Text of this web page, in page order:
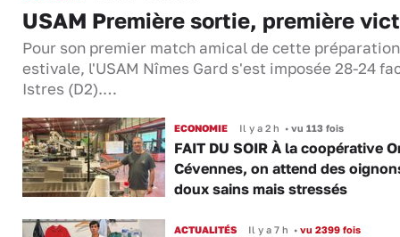
USAM Première sortie, première
Pour son premier match amical de cette préparation
estivale, l'USAM Nîmes Gard s'est imposée 28-24
Istres (D2).…
ECONOMIE Il y a 2 h •vu 113 fois
FAIT DU SOIR À la coopérative
Cévennes, on attend des
doux sains mais stressés
ACTUALITÉS Il y a 7 h •vu 2399 fois